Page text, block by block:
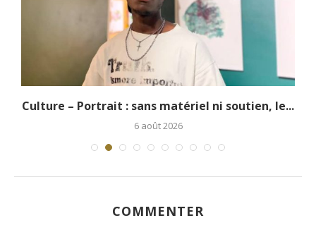
Culture – Portrait : sans matériel ni soutien, le...
6 août 2026
COMMENTER